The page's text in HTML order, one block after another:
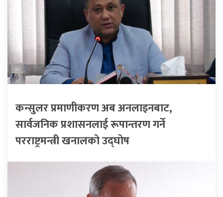
कन्सुलर प्रमाणीकरण अब अनलाइनबाट,
सार्वजनिक प्रशासनलाई रूपान्तरण गर्ने
परराष्ट्रमन्त्री खनालको उद्घोष